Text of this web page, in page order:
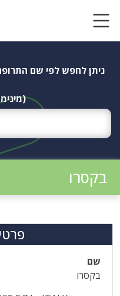
ניתן לחפש לפי שם
(מינימום 3
בקסרו
שם
בקסרו